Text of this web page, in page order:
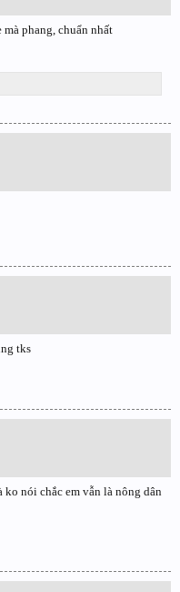
mà phang, chuẩn nhất
tks
ko nói chắc em vẫn là nông dân